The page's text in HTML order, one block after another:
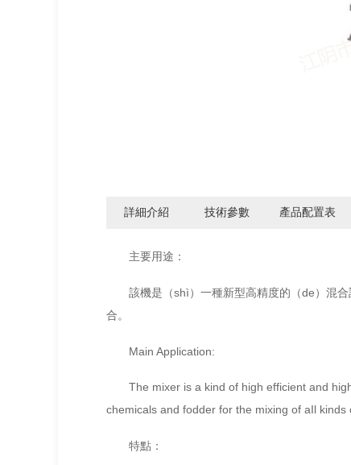
詳細介紹 技術參數 產品配置表
主要用途：
該機是（shì）一種新型高精度的（de）混
合。
Main Application:
The mixer is a kind of high efficient and
chemicals and fodder for the mixing of aIl kinds
特點：